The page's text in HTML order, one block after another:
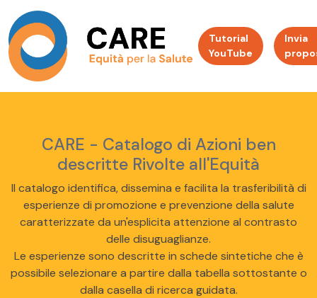
Tutorial
YouTube
Invia
CARE - Catalogo di Azioni ben
descritte Rivolte all'Equità
Il catalogo identifica, dissemina e facilita la trasferibilità di
esperienze di promozione e prevenzione della salute
caratterizzate da un'esplicita attenzione al contrasto
delle disuguaglianze.
Le esperienze sono descritte in schede sintetiche che è
possibile selezionare a partire dalla tabella sottostante o
dalla casella di ricerca guidata.